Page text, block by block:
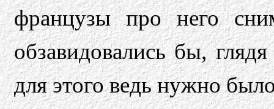
французы про него
обзавидовались бы,
для этого ведь нужно